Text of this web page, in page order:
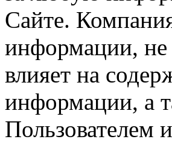
Сайте.
информации, не
влияет на
информации, а
Пользователем